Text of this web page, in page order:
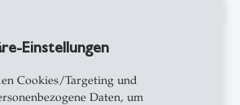
Einstellungen
Cookies/Targeting und
Daten, um